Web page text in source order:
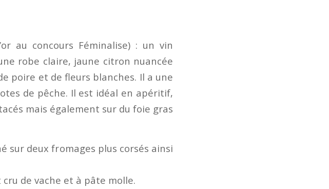
au concours Féminalise) : un vin
robe claire, jaune citron nuancée
poire et de fleurs blanches. Il a une
de pêche. Il est idéal en apéritif,
mais également sur du foie gras
sur deux fromages plus corsés ainsi
de vache et à pâte molle.